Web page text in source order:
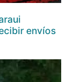
envíos